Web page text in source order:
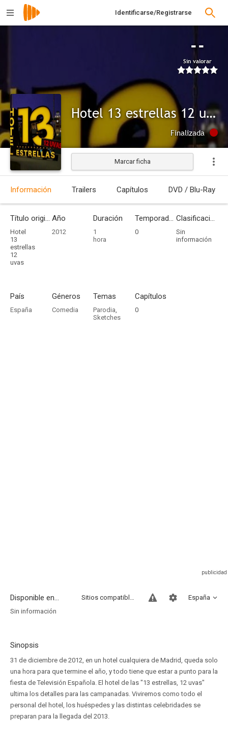
Identificarse/Registrarse
--
Sin valorar
Hotel 13 estrellas 12 uvas
Finalizada
Marcar ficha
Información Trailers Capítulos DVD / Blu-Ray
Título original
Hotel
13
estrellas
12
uvas
Año
2012
Duración
1
hora
Temporadas
0
Clasificación por edades
Sin
información
País
España
Géneros
Comedia
Temas
Parodia,
Sketches
Capítulos
0
Disponible en... España
Sitios compatibles
Sin información
Sinopsis
31 de diciembre de 2012, en un hotel cualquiera de Madrid, queda solo
una hora para que termine el año, y todo tiene que estar a punto para la
fiesta de Televisión Española. El hotel de las "13 estrellas, 12 uvas"
ultima los detalles para las campanadas. Viviremos como todo el
personal del hotel, los huéspedes y las distintas celebridades se
preparan para la llegada del 2013.